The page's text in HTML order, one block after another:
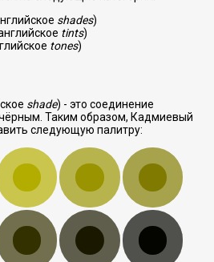
shades)
tints)
tones)
shade) - это соединение
Таким образом, Кадмиевый
следующую палитру: